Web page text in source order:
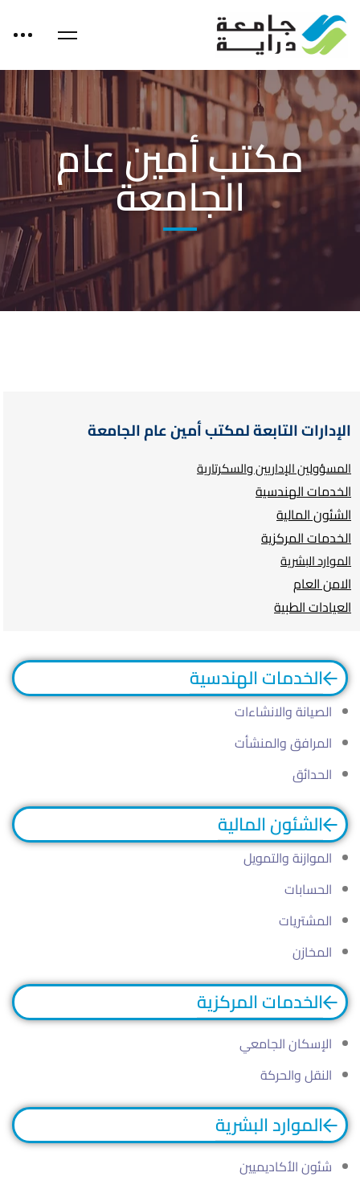
مكتب أمين عام
الجامعة
الإدارات التابعة لمكتب أمين عام الجامعة
المسؤولين الإداريين والسكرتارية
الخدمات الهندسية
الشئون المالية
الخدمات المركزية
الموارد البشرية
الامن العام
العيادات الطبية
الخدمات الهندسية
الصيانة والانشاءات
المرافق والمنشأت
الحدائق
الشئون المالية
الموازنة والتمويل
الحسابات
المشتريات
المخازن
الخدمات المركزية
الإسكان الجامعي
النقل والحركة
الموارد البشرية
شئون الأكاديميين